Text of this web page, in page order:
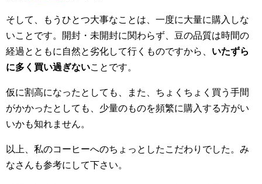
そして、もうひとつ大事なことは、一度に大量に購入しな
いことです。開封・未開封に関わらず、豆の品質は時間の
経過とともに自然と劣化して行くものですから、 いたずら
に多く買い過ぎないことです。
仮に割高になったとしても、また、ちょくちょく買う手間
がかかったとしても、少量のものを頻繁に購入する方がい
いかも知れません。
以上、私のコーヒーへのちょっとしたこだわりでした。み
なさんも参考にして下さい。